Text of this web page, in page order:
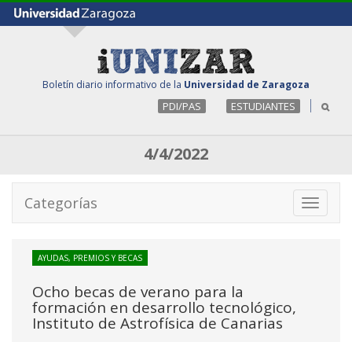
Boletín diario informativo de la Universidad de Zaragoza
PDI/PAS ESTUDIANTES
4/4/2022
Toggle
Categorías
AYUDAS, PREMIOS Y BECAS
Ocho becas de verano para la
formación en desarrollo tecnológico,
Instituto de Astrofísica de Canarias